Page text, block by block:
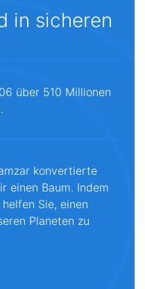
in sicheren
über 510 Millionen
konvertierte
einen Baum. Indem
Sie, einen
Planeten zu